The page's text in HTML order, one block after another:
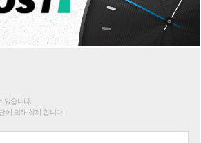
있습니다.
에 의해 삭제 합니다.